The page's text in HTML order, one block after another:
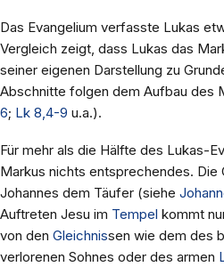
Das Evangelium verfasste Lukas
Vergleich zeigt, dass Lukas das
seiner eigenen Darstellung zu
Abschnitte folgen dem Aufbau des
6; Lk 8,4-9 u.a.).
Für mehr als die Hälfte des Lukas-
Markus nichts entsprechendes. Die
Johannes dem Täufer (siehe
Auftreten Jesu im Tempel kommt
von den Gleichnissen wie dem des
verlorenen Sohnes oder des armen